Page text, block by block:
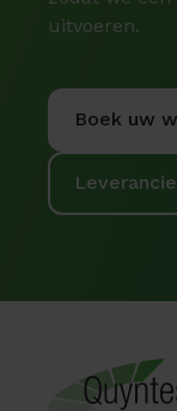
uitvoeren.
Boek uw